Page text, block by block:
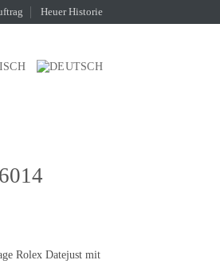
Heuer Historie
Rolex Datejust mit